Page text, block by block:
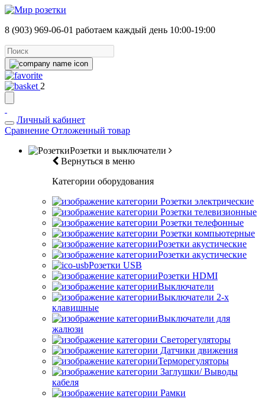
8 (903) 969-06-01 работаем каждый день 10:00-19:00
2
Личный кабинет
Сравнение Отложенный товар
Розетки и выключатели
Вернуться в меню
Категории оборудования
Розетки электрические
Розетки телевизионные
Розетки телефонные
Розетки компьютерные
Розетки акустические
Розетки акустические
Розетки USB
Розетки HDMI
Выключатели
Выключатели 2-х
клавишные
Выключатели для
жалюзи
Светорегуляторы
Датчики движения
Терморегуляторы
Заглушки/ Выводы
кабеля
Рамки